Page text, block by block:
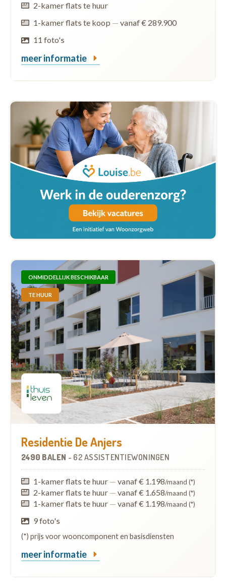
2-kamer flats te huur
1-kamer flats te koop — vanaf € 289.900
11 foto's
meer informatie
ONMIDDELLIJK BESCHIKBAAR
TE HUUR
Residentie De Anjers
2490 BALEN - 62 ASSISTENTIEWONINGEN
1-kamer flats te huur — vanaf € 1.198/maand (*)
2-kamer flats te huur — vanaf € 1.658/maand (*)
1-kamer flats te huur — vanaf € 1.198/maand (*)
9 foto's
(*) prijs voor wooncomponent en basisdiensten
meer informatie